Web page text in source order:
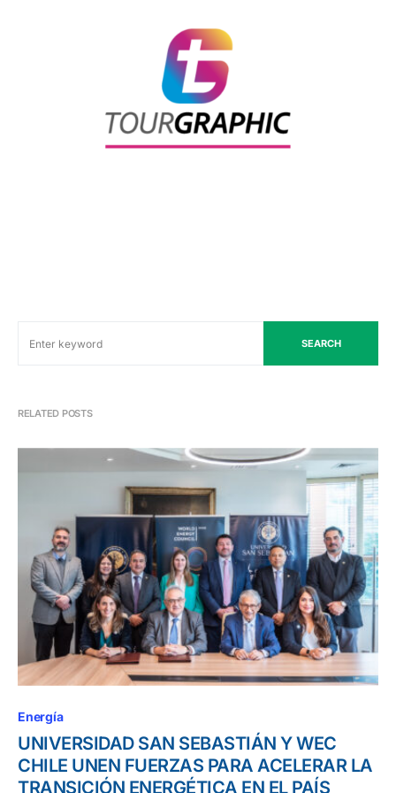
SEARCH
RELATED POSTS
Energía
UNIVERSIDAD SAN SEBASTIÁN Y WEC
CHILE UNEN FUERZAS PARA ACELERAR LA
TRANSICIÓN ENERGÉTICA EN EL PAÍS